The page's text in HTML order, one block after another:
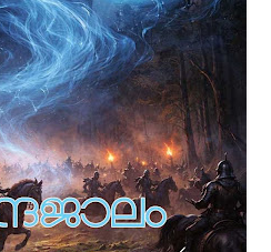
നോവല്‍ വിനോദ്
അഞ്ച്
കളില്‍ കേരളം
മലനാട്
അക്കാലത്തെ മലനാടിനെ
സാമൂഹികവുമായ
സാഹചര്യങ്ങള്‍, പ്രണയം,